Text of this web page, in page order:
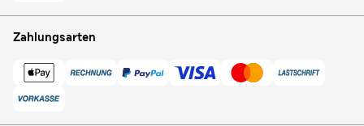
Zahlungsarten